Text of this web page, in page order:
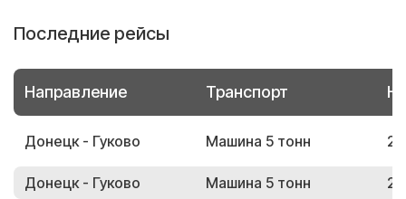
Последние рейсы
Направление Транспорт
Донецк - Гуково Машина 5 тонн
Донецк - Гуково Машина 5 тонн